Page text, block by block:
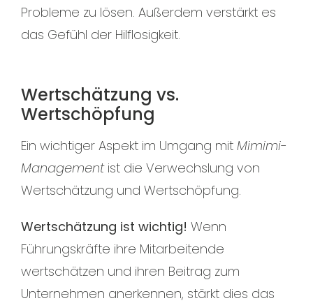
Probleme zu lösen. Außerdem verstärkt es
das Gefühl der Hilflosigkeit.
Wertschätzung vs.
Wertschöpfung
Ein wichtiger Aspekt im Umgang mit Mimimi-
Managementist die Verwechslung von
Wertschätzung und Wertschöpfung.
Wertschätzung ist wichtig! Wenn
Führungskräfte ihre Mitarbeitende
wertschätzen und ihren Beitrag zum
Unternehmen anerkennen, stärkt dies das